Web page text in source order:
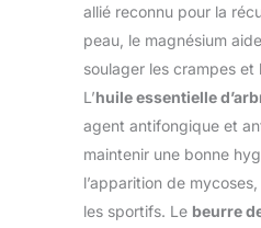
allié reconnu pour la
peau, le magnésium
soulager les crampes et
L’huile essentielle
agent antifongique et
maintenir une bonne
l’apparition de
les sportifs. Le beurre